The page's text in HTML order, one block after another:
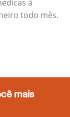
à
todo mês.
mais